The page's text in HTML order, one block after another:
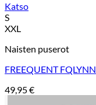
Katso
S
XXL
Naisten puserot
FREEQUENT
49,95€